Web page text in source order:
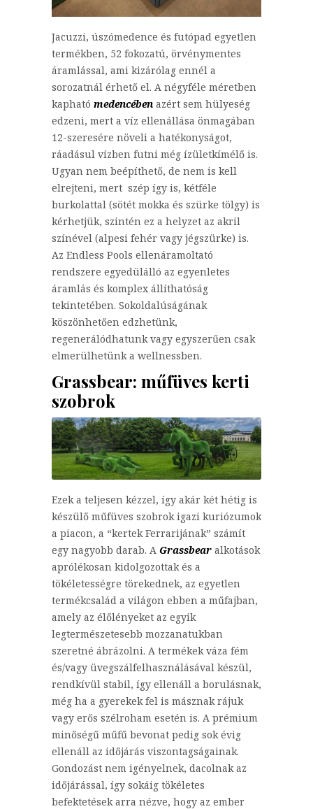
Jacuzzi, úszómedence és futópad egyetlen
termékben, 52 fokozatú, örvénymentes
áramlással, ami kizárólag ennél a
sorozatnál érhető el. A négyféle méretben
kapható medencében azért sem hülyeség
edzeni, mert a víz ellenállása önmagában
12-szeresére növeli a hatékonyságot,
ráadásul vízben futni még ízületkímélő is.
Ugyan nem beépíthető, de nem is kell
elrejteni, mert szép így is, kétféle
burkolattal (sötét mokka és szürke tölgy) is
kérhetjük, szintén ez a helyzet az akril
színével (alpesi fehér vagy jégszürke) is.
Az Endless Pools ellenáramoltató
rendszere egyedülálló az egyenletes
áramlás és komplex állíthatóság
tekintetében. Sokoldalúságának
köszönhetően edzhetünk,
regenerálódhatunk vagy egyszerűen csak
elmerülhetünk a wellnessben.
Grassbear: műfüves kerti
szobrok
Ezek a teljesen kézzel, így akár két hétig is
készülő műfüves szobrok igazi kuriózumok
a piacon, a “kertek Ferrarijának” számít
egy nagyobb darab. A Grassbear alkotások
aprólékosan kidolgozottak és a
tökéletességre törekednek, az egyetlen
termékcsalád a világon ebben a műfajban,
amely az élőlényeket az egyik
legtermészetesebb mozzanatukban
szeretné ábrázolni. A termékek váza fém
és/vagy üvegszálfelhasználásával készül,
rendkívül stabil, így ellenáll a borulásnak,
még ha a gyerekek fel is másznak rájuk
vagy erős szélroham esetén is. A prémium
minőségű műfű bevonat pedig sok évig
ellenáll az időjárás viszontagságainak.
Gondozást nem igényelnek, dacolnak az
időjárással, így sokáig tökéletes
befektetések arra nézve, hogy az ember